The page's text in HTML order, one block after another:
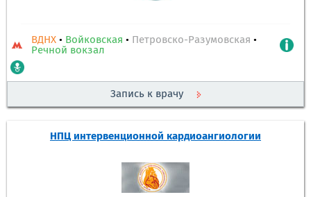
ВДНХ • Войковская • Петровско-Разумовская •
Речной вокзал
Запись к врачу
НПЦ интервенционной кардиоангиологии